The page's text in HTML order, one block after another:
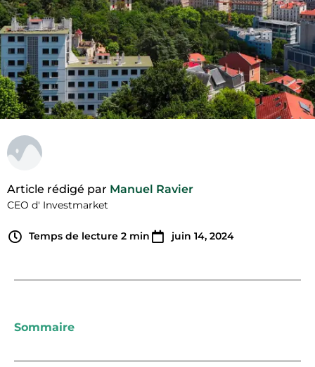
Article rédigé par Manuel Ravier
CEO d' Investmarket
Temps de lecture 2 min juin 14, 2024
Sommaire